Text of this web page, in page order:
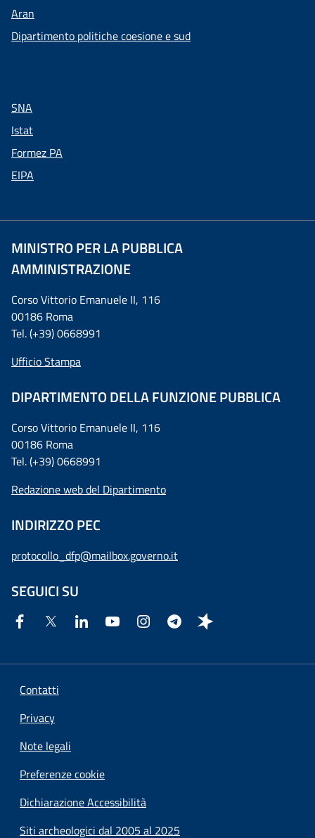
Aran
Dipartimento politiche coesione e sud
SNA
Istat
Formez PA
EIPA
MINISTRO PER LA PUBBLICA
AMMINISTRAZIONE
Corso Vittorio Emanuele II, 116
00186 Roma
Tel. (+39) 0668991
Ufficio Stampa
DIPARTIMENTO DELLA FUNZIONE PUBBLICA
Corso Vittorio Emanuele II, 116
00186 Roma
Tel. (+39) 0668991
Redazione web del Dipartimento
INDIRIZZO PEC
protocollo_dfp@mailbox.governo.it
SEGUICI SU
Contatti
Privacy
Note legali
Preferenze cookie
Dichiarazione Accessibilità
Siti archeologici dal 2005 al 2025